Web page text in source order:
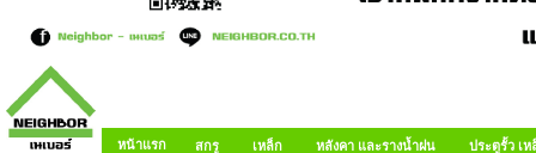
หน้าแรก สกรู เหล็ก หลังคา และรางน้ำฝน ประตูรั้ว เ